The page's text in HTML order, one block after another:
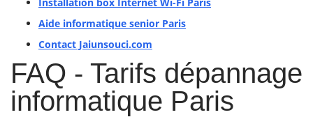
Aide informatique senior Paris
Contact Jaiunsouci.com
FAQ - Tarifs dépannage
informatique Paris